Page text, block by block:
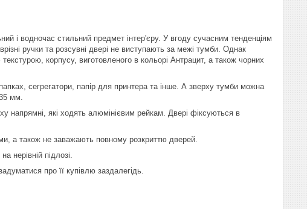
і водночас стильний предмет інтер'єру. У вгоду сучасним тенденціям
ручки та розсувні двері не виступають за межі тумби. Однак
корпусу, виготовленого в кольорі Антрацит, а також чорних
сегрегатори, папір для принтера та інше. А зверху тумби можна
мм.
напрямні, які ходять алюмінієвим рейкам. Двері фіксуються в
а також не заважають повному розкриттю дверей.
нерівній підлозі.
про її купівлю заздалегідь.